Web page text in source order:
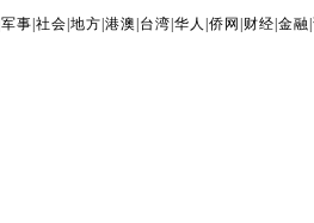
|军事 |社会 |地方 |港澳 台湾 |华人 |侨网 财经 |金融 |